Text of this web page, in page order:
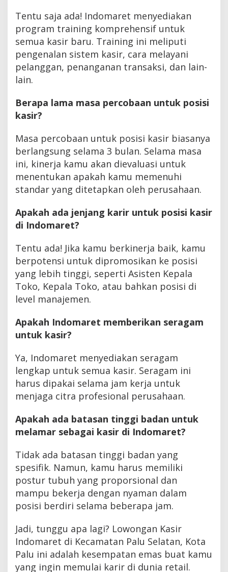
Tentu saja ada! Indomaret menyediakan
program training komprehensif untuk
semua kasir baru. Training ini meliputi
pengenalan sistem kasir, cara melayani
pelanggan, penanganan transaksi, dan lain-
lain.
Berapa lama masa percobaan untuk posisi
kasir?
Masa percobaan untuk posisi kasir biasanya
berlangsung selama 3 bulan. Selama masa
ini, kinerja kamu akan dievaluasi untuk
menentukan apakah kamu memenuhi
standar yang ditetapkan oleh perusahaan.
Apakah ada jenjang karir untuk posisi kasir
di Indomaret?
Tentu ada! Jika kamu berkinerja baik, kamu
berpotensi untuk dipromosikan ke posisi
yang lebih tinggi, seperti Asisten Kepala
Toko, Kepala Toko, atau bahkan posisi di
level manajemen.
Apakah Indomaret memberikan seragam
untuk kasir?
Ya, Indomaret menyediakan seragam
lengkap untuk semua kasir. Seragam ini
harus dipakai selama jam kerja untuk
menjaga citra profesional perusahaan.
Apakah ada batasan tinggi badan untuk
melamar sebagai kasir di Indomaret?
Tidak ada batasan tinggi badan yang
spesifik. Namun, kamu harus memiliki
postur tubuh yang proporsional dan
mampu bekerja dengan nyaman dalam
posisi berdiri selama beberapa jam.
Jadi, tunggu apa lagi? Lowongan Kasir
Indomaret di Kecamatan Palu Selatan, Kota
Palu ini adalah kesempatan emas buat kamu
yang ingin memulai karir di dunia retail.